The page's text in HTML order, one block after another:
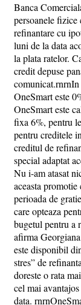
Banca
persoanele fizice
refinantare cu
luni de la data
la plata ratelor.
credit depuse
OneSmart este
OneSmart este
fixa 6%, pentru
pentru creditele
creditul de
special adaptat
Nu i-am atasat
aceasta
perioada de
care opteaza
bugetul pentru a
afirma
este disponibil
stres” de
doreste o rata
cel mai
data.